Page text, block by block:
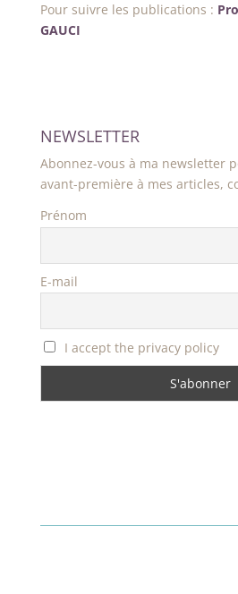
Pour suivre les publications :
GAUCI
NEWSLETTER
Abonnez-vous à ma newsletter
avant-première à mes articles,
Prénom
E-mail
I accept the privacy policy